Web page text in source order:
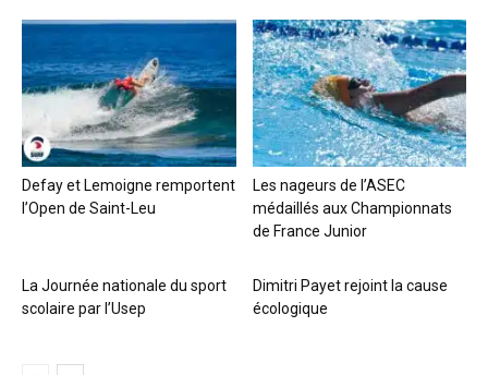
Defay et Lemoigne remportent
l’Open de Saint-Leu
Les nageurs de l’ASEC
médaillés aux Championnats
de France Junior
La Journée nationale du sport
scolaire par l’Usep
Dimitri Payet rejoint la cause
écologique